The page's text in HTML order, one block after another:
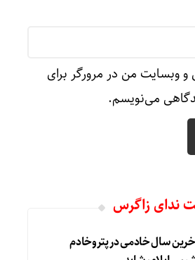
و وبسایت من در مرورگر برای
می‌نویسم.
ندای زاگرس
سال خادمی در پتروخادم